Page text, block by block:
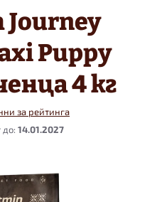
Puppy
4 кг
за рейтинга
14.01.2027